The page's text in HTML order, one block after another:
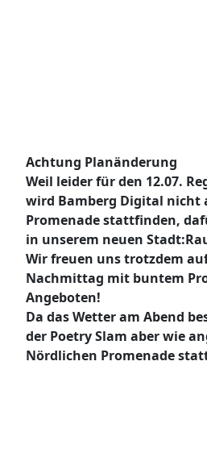
Achtung Planänderung
Weil leider für den 12.07.
wird Bamberg Digital nicht
Promenade stattfinden,
in unserem neuen
Wir freuen uns trotzdem
Nachmittag mit buntem
Angeboten!
Da das Wetter am Abend
der Poetry Slam aber wie
Nördlichen Promenade